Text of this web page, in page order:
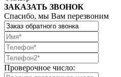
ЗАКАЗАТЬ ЗВОНОК
Спасибо, мы Вам перезвоним
Проверочное число: